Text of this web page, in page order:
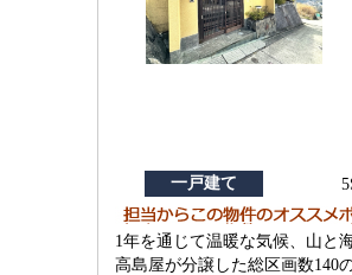
一戸建て
1年を通じて温暖な気候、山と
高島屋が分譲した総区画数140